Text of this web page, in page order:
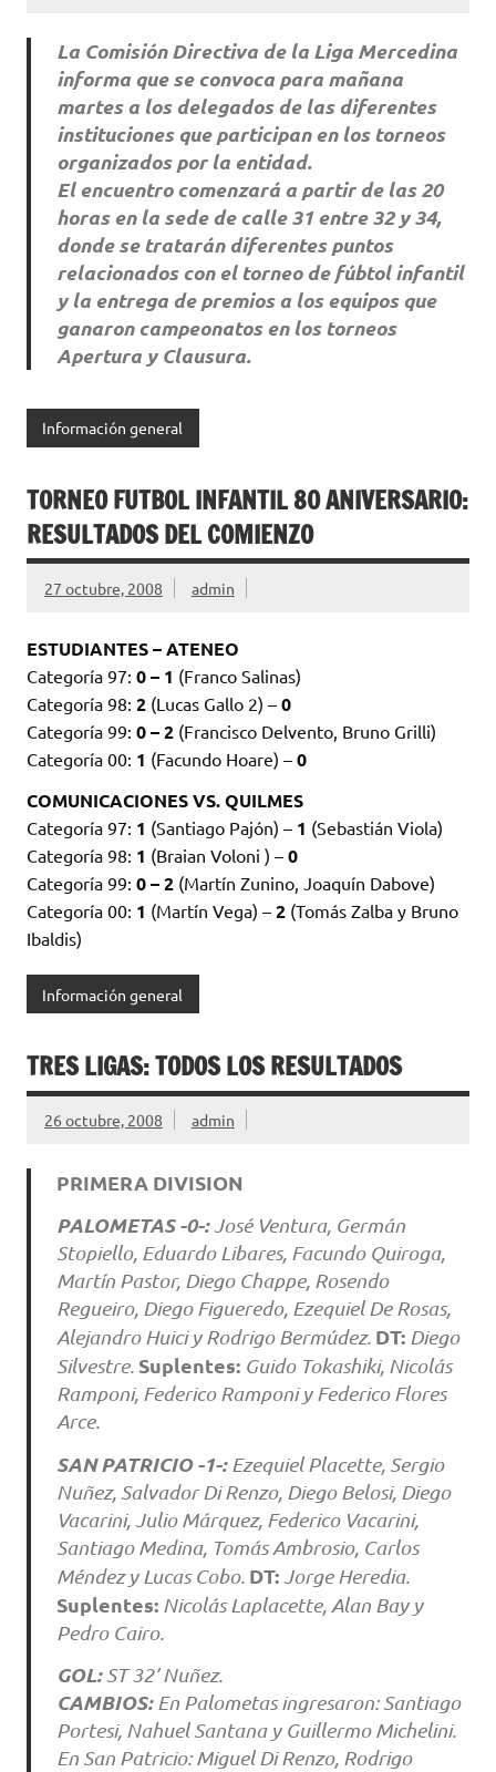
La Comisión Directiva de la Liga Mercedina
informa que se convoca para mañana
martes a los delegados de las diferentes
instituciones que participan en los torneos
organizados por la entidad.
El encuentro comenzará a partir de las 20
horas en la sede de calle 31 entre 32 y 34,
donde se tratarán diferentes puntos
relacionados con el torneo de fúbtol infantil
y la entrega de premios a los equipos que
ganaron campeonatos en los torneos
Apertura y Clausura.
Información general
TORNEO FUTBOL INFANTIL 80 ANIVERSARIO:
RESULTADOS DEL COMIENZO
27 octubre, 2008 admin
ESTUDIANTES – ATENEO
Categoría 97: 0 – 1 (Franco Salinas)
Categoría 98: 2 (Lucas Gallo 2) – 0
Categoría 99: 0 – 2 (Francisco Delvento, Bruno Grilli)
Categoría 00: 1 (Facundo Hoare) – 0
COMUNICACIONES VS. QUILMES
Categoría 97: 1 (Santiago Pajón) – 1 (Sebastián Viola)
Categoría 98: 1 (Braian Voloni ) – 0
Categoría 99: 0 – 2 (Martín Zunino, Joaquín Dabove)
Categoría 00: 1 (Martín Vega) – 2 (Tomás Zalba y Bruno
Ibaldis)
Información general
TRES LIGAS: TODOS LOS RESULTADOS
26 octubre, 2008 admin
PRIMERA DIVISION
PALOMETAS -0-:José Ventura, Germán
Stopiello, Eduardo Libares, Facundo Quiroga,
Martín Pastor, Diego Chappe, Rosendo
Regueiro, Diego Figueredo, Ezequiel De Rosas,
Alejandro Huici y Rodrigo Bermúdez. DT:Diego
Silvestre. Suplentes:Guido Tokashiki, Nicolás
Ramponi, Federico Ramponi y Federico Flores
Arce.
SAN PATRICIO -1-:Ezequiel Placette, Sergio
Nuñez, Salvador Di Renzo, Diego Belosi, Diego
Vacarini, Julio Márquez, Federico Vacarini,
Santiago Medina, Tomás Ambrosio, Carlos
Méndez y Lucas Cobo. DT:Jorge Heredia.
Suplentes:Nicolás Laplacette, Alan Bay y
Pedro Cairo.
GOL:ST 32’ Nuñez.
CAMBIOS:En Palometas ingresaron: Santiago
Portesi, Nahuel Santana y Guillermo Michelini.
En San Patricio: Miguel Di Renzo, Rodrigo